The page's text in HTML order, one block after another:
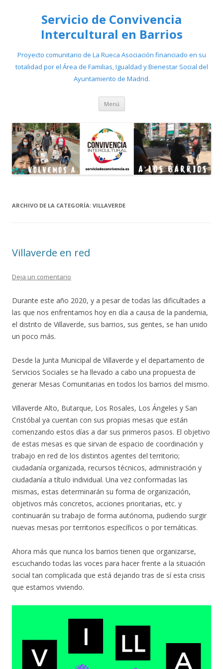
Servicio de Convivencia
Intercultural en Barrios
Proyecto comunitario de La Rueca Asociación financiado en su
totalidad por el Área de Familias, Igualdad y Bienestar Social del
Ayuntamiento de Madrid.
Menú Saltar
contenido
ARCHIVO DE LA CATEGORÍA: VILLAVERDE
Villaverde en red
Deja un comentario
Durante este año 2020, y a pesar de todas las dificultades a
las que nos enfrentamos hoy en día a causa de la pandemia,
el distrito de Villaverde, sus barrios, sus gentes, se han unido
un poco más.
Desde la Junta Municipal de Villaverde y el departamento de
Servicios Sociales se ha llevado a cabo una propuesta de
generar Mesas Comunitarias en todos los barrios del mismo.
Villaverde Alto, Butarque, Los Rosales, Los Ángeles y San
Cristóbal ya cuentan con sus propias mesas que están
comenzando estos días a dar sus primeros pasos. El objetivo
de estas mesas es que sirvan de espacio de coordinación y
trabajo en red de los distintos agentes del territorio;
ciudadanía organizada, recursos técnicos, administración y
ciudadanía a título individual. Una vez conformadas las
mismas, estas determinarán su forma de organización,
objetivos más concretos, acciones prioritarias, etc. y
continuarán su trabajo de forma autónoma, pudiendo surgir
nuevas mesas por territorios específicos o por temáticas.
Ahora más que nunca los barrios tienen que organizarse,
escuchando todas las voces para hacer frente a la situación
social tan complicada que está dejando tras de sí esta crisis
que estamos viviendo.